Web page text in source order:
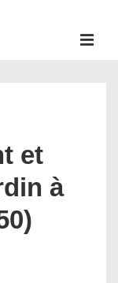
et
à